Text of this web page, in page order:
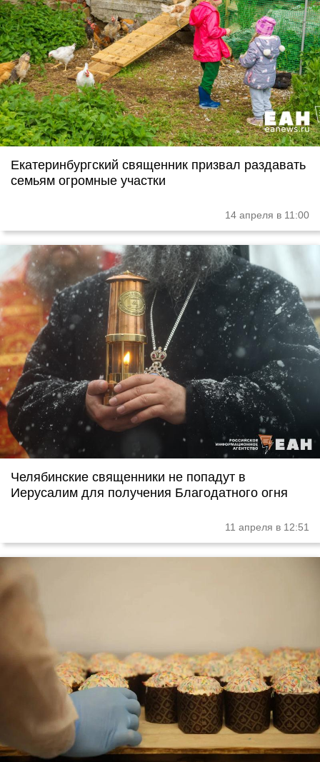
Екатеринбургский священник призвал раздавать
семьям огромные участки
14 апреля в 11:00
Челябинские священники не попадут в
Иерусалим для получения Благодатного огня
11 апреля в 12:51